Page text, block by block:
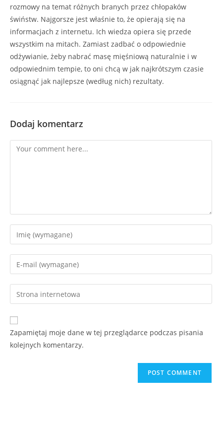
rozmowy na temat różnych branych przez chłopaków
świństw. Najgorsze jest właśnie to, że opierają się na
informacjach z internetu. Ich wiedza opiera się przede
wszystkim na mitach. Zamiast zadbać o odpowiednie
odżywianie, żeby nabrać masę mięśniową naturalnie i w
odpowiednim tempie, to oni chcą w jak najkrótszym czasie
osiągnąć jak najlepsze (według nich) rezultaty.
Dodaj komentarz
Zapamiętaj moje dane w tej przeglądarce podczas pisania
kolejnych komentarzy.